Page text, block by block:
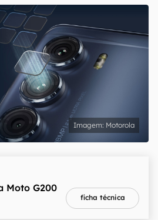
do Canaltech.
Motorola
Moto G200
ficha técnica